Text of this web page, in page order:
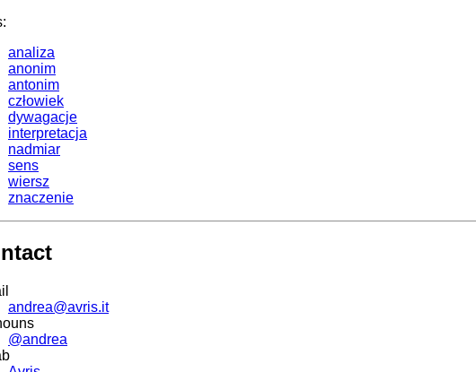
analiza
anonim
antonim
człowiek
dywagacje
interpretacja
nadmiar
sens
wiersz
znaczenie
andrea@avris.it
@andrea